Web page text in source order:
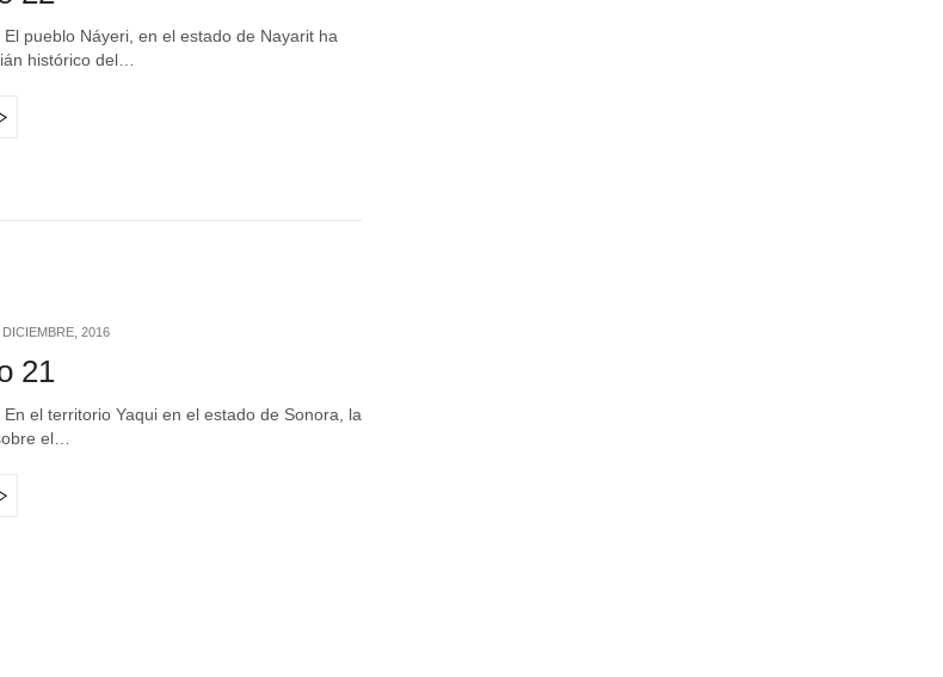
El pueblo Náyeri, en el estado de Nayarit ha
histórico del…
DICIEMBRE, 2016
21
En el territorio Yaqui en el estado de Sonora, la
el…